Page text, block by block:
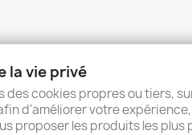
la vie privé
des cookies propres ou tiers,
d'améliorer votre
proposer les produits les plus